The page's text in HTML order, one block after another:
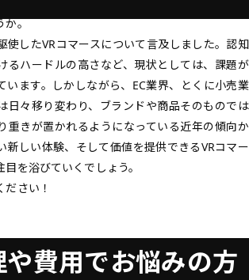
か。
使したVRコマースについて言及しました。認知
るハードルの高さなど、現状としては、課題が
います。しかしながら、EC業界、とくに小売業
日々移り変わり、ブランドや商品そのものでは
重きが置かれるようになっている近年の傾向か
新しい体験、そして価値を提供できるVRコマー
を浴びていくでしょう。
さい！
費用でお悩みの方